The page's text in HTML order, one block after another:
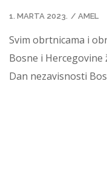
1. MARTA 2023. / AMEL
Svim obrtnicama i
Bosne i Hercegovine
Dan nezavisnosti